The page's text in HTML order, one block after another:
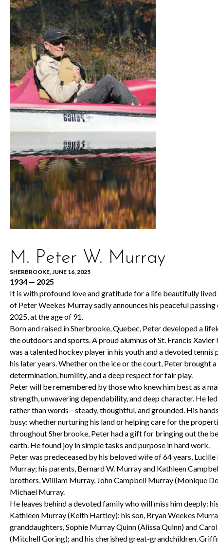
M. Peter W. Murray
SHERBROOKE, JUNE 16, 2025
1934 — 2025
It is with profound love and gratitude for a life beautifully
of Peter Weekes Murray sadly announces his peaceful passing
2025, at the age of 91.
Born and raised in Sherbrooke, Quebec, Peter developed a
the outdoors and sports. A proud alumnus of St. Francis Xavier
was a talented hockey player in his youth and a devoted tennis
his later years. Whether on the ice or the court, Peter brought
determination, humility, and a deep respect for fair play.
Peter will be remembered by those who knew him best as a
strength, unwavering dependability, and deep character. He
rather than words—steady, thoughtful, and grounded. His
busy: whether nurturing his land or helping care for the
throughout Sherbrooke, Peter had a gift for bringing out the
earth. He found joy in simple tasks and purpose in hard work.
Peter was predeceased by his beloved wife of 64 years,
Murray; his parents, Bernard W. Murray and Kathleen
brothers, William Murray, John Campbell Murray (Monique
Michael Murray.
He leaves behind a devoted family who will miss him deeply:
Kathleen Murray (Keith Hartley); his son, Bryan Weekes
granddaughters, Sophie Murray Quinn (Alissa Quinn) and
(Mitchell Goring); and his cherished great-grandchildren,